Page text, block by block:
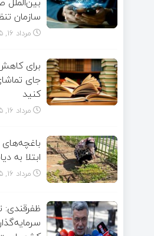
سازمان
مرداد ۱۶, ۱۴۰۵
برای
جای
کنید
مرداد ۱۶, ۱۴۰۵
ابتلا به
مرداد ۱۶, ۱۴۰۵